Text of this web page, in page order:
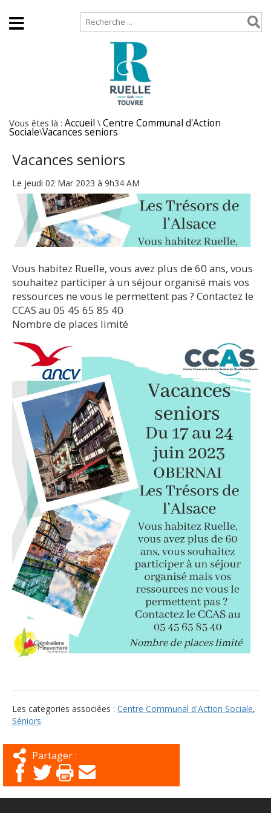
Vous êtes là : Accueil \ Centre Communal d'Action
Sociale\Vacances seniors
Vacances seniors
Le jeudi 02 Mar 2023 à 9h34 AM
Vous habitez Ruelle, vous avez plus de 60 ans, vous
souhaitez participer à un séjour organisé mais vos
ressources ne vous le permettent pas ? Contactez le
CCAS au 05 45 65 85 40
Nombre de places limité
Les categories associées : Centre Communal d'Action Sociale,
Séniors
Partager :